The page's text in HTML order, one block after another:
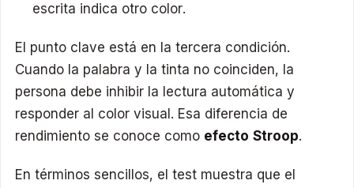
escrita indica otro color.
El punto clave está en la tercera condición.
Cuando la palabra y la tinta no coinciden, la
persona debe inhibir la lectura automática y
responder al color visual. Esa diferencia de
rendimiento se conoce como efecto Stroop.
En términos sencillos, el test muestra que el